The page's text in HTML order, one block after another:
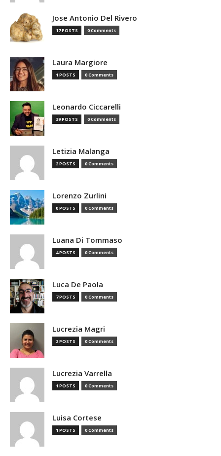
Jose Antonio Del Rivero
17 POSTS 0 Comments
Laura Margiore
1 POSTS 0 Comments
Leonardo Ciccarelli
39 POSTS 0 Comments
Letizia Malanga
2 POSTS 0 Comments
Lorenzo Zurlini
0 POSTS 0 Comments
Luana Di Tommaso
4 POSTS 0 Comments
Luca De Paola
7 POSTS 0 Comments
Lucrezia Magri
2 POSTS 0 Comments
Lucrezia Varrella
1 POSTS 0 Comments
Luisa Cortese
1 POSTS 0 Comments